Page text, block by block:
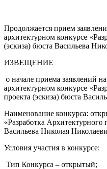
Продолжается прием
архитектурном конкурсе
(эскиза) бюста Васильева
ИЗВЕЩЕНИЕ
о начале приема заявлений
архитектурном конкурсе
проекта (эскиза) бюста
Наименование конкурса:
«Разработка Архитектурного
Васильева Николая
Условия участия в конкурсе:
Тип Конкурса – открытый;